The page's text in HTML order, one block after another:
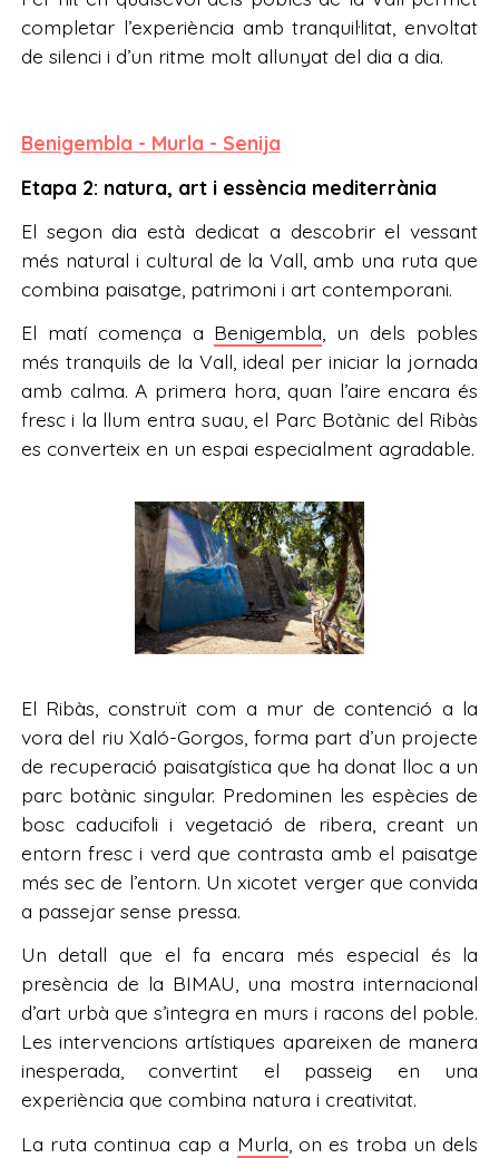
completar l’experiència amb tranquil·litat, envoltat
de silenci i d’un ritme molt allunyat del dia a dia.
Benigembla - Murla - Senija
Etapa 2: natura, art i essència mediterrània
El segon dia està dedicat a descobrir el vessant
més natural i cultural de la Vall, amb una ruta que
combina paisatge, patrimoni i art contemporani.
El matí comença a Benigembla , un dels pobles
més tranquils de la Vall, ideal per iniciar la jornada
amb calma. A primera hora, quan l’aire encara és
fresc i la llum entra suau, el Parc Botànic del Ribàs
es converteix en un espai especialment agradable.
El Ribàs, construït com a mur de contenció a la
vora del riu Xaló-Gorgos, forma part d’un projecte
de recuperació paisatgística que ha donat lloc a un
parc botànic singular. Predominen les espècies de
bosc caducifoli i vegetació de ribera, creant un
entorn fresc i verd que contrasta amb el paisatge
més sec de l’entorn. Un xicotet verger que convida
a passejar sense pressa.
Un detall que el fa encara més especial és la
presència de la BIMAU, una mostra internacional
d’art urbà que s’integra en murs i racons del poble.
Les intervencions artístiques apareixen de manera
inesperada, convertint el passeig en una
experiència que combina natura i creativitat.
La ruta continua cap a Murla , on es troba un dels